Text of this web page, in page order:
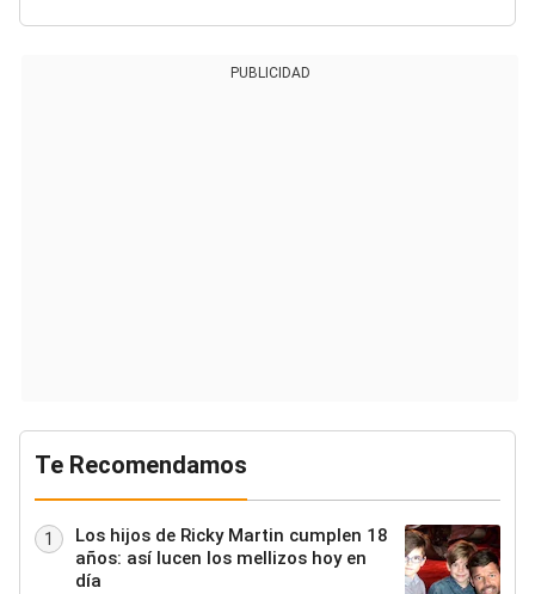
PUBLICIDAD
Te Recomendamos
1
Los hijos de Ricky Martin cumplen 18
años: así lucen los mellizos hoy en
día